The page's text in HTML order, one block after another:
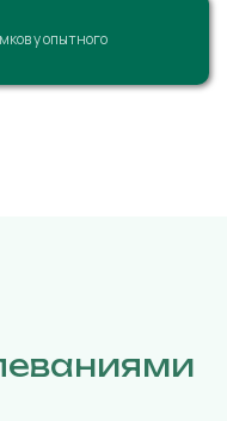
у опытного